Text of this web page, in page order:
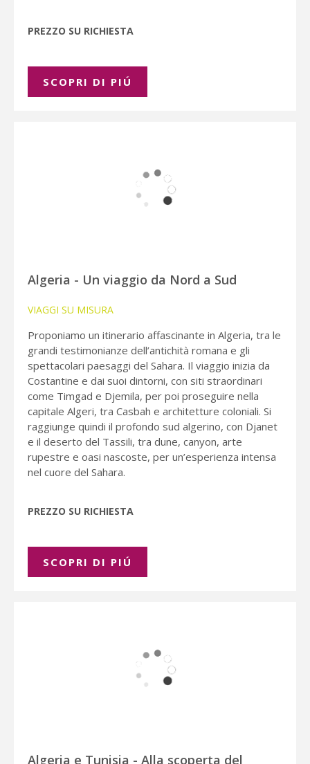
PREZZO SU RICHIESTA
SCOPRI DI PIÚ
Algeria - Un viaggio da Nord a Sud
VIAGGI SU MISURA
Proponiamo un itinerario affascinante in Algeria, tra le
grandi testimonianze dell’antichità romana e gli
spettacolari paesaggi del Sahara. Il viaggio inizia da
Costantine e dai suoi dintorni, con siti straordinari
come Timgad e Djemila, per poi proseguire nella
capitale Algeri, tra Casbah e architetture coloniali. Si
raggiunge quindi il profondo sud algerino, con Djanet
e il deserto del Tassili, tra dune, canyon, arte
rupestre e oasi nascoste, per un’esperienza intensa
nel cuore del Sahara.
PREZZO SU RICHIESTA
SCOPRI DI PIÚ
Algeria e Tunisia - Alla scoperta del